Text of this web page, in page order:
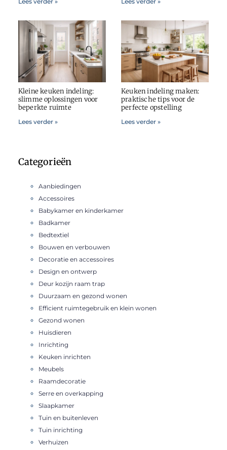
Categorieën
Aanbiedingen
Accessoires
Babykamer en kinderkamer
Badkamer
Bedtextiel
Bouwen en verbouwen
Decoratie en accessoires
Design en ontwerp
Deur kozijn raam trap
Duurzaam en gezond wonen
Efficient ruimtegebruik en klein wonen
Gezond wonen
Huisdieren
Inrichting
Keuken inrichten
Meubels
Raamdecoratie
Serre en overkapping
Slaapkamer
Tuin en buitenleven
Tuin inrichting
Verhuizen
Kleine keuken indeling:
slimme oplossingen voor
beperkte ruimte
Lees verder »
Keuken indeling maken:
praktische tips voor de
perfecte opstelling
Lees verder »